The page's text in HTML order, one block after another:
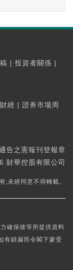
| 投資者關係 |
經 | 證券市場周
告之憲報刊登報章
華控股有限公司
,未經同意不得轉載。
確保彼等所提供資料
有錯漏而令閣下蒙受